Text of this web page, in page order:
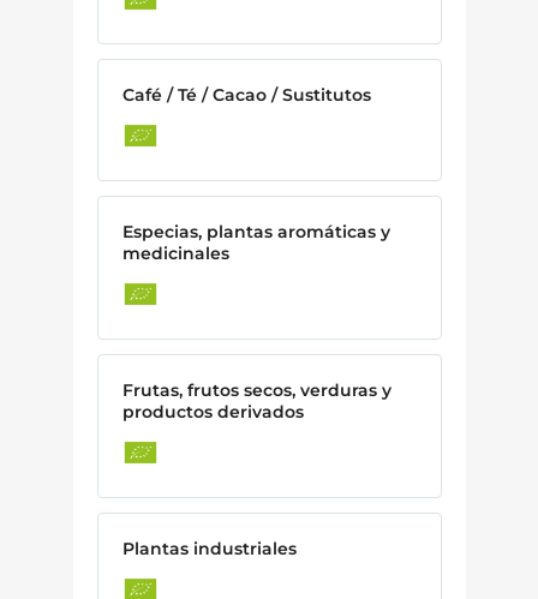
Café / Té / Cacao / Sustitutos
Especias, plantas aromáticas y
medicinales
Frutas, frutos secos, verduras y
productos derivados
Plantas industriales